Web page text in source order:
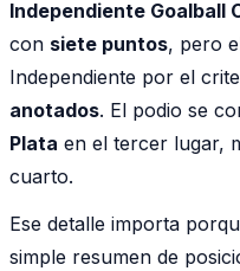
Independiente Goalball
con siete puntos, pero
Independiente por el
anotados. El podio se
Plata en el tercer lugar,
cuarto.
Ese detalle importa
simple resumen de